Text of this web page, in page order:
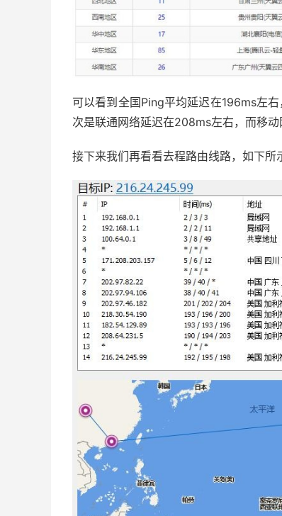
可以看到全国Ping平均延迟在196ms左
次是联通网络延迟在208ms左右，而移动
接下来我们再看看去程路由线路，如下所